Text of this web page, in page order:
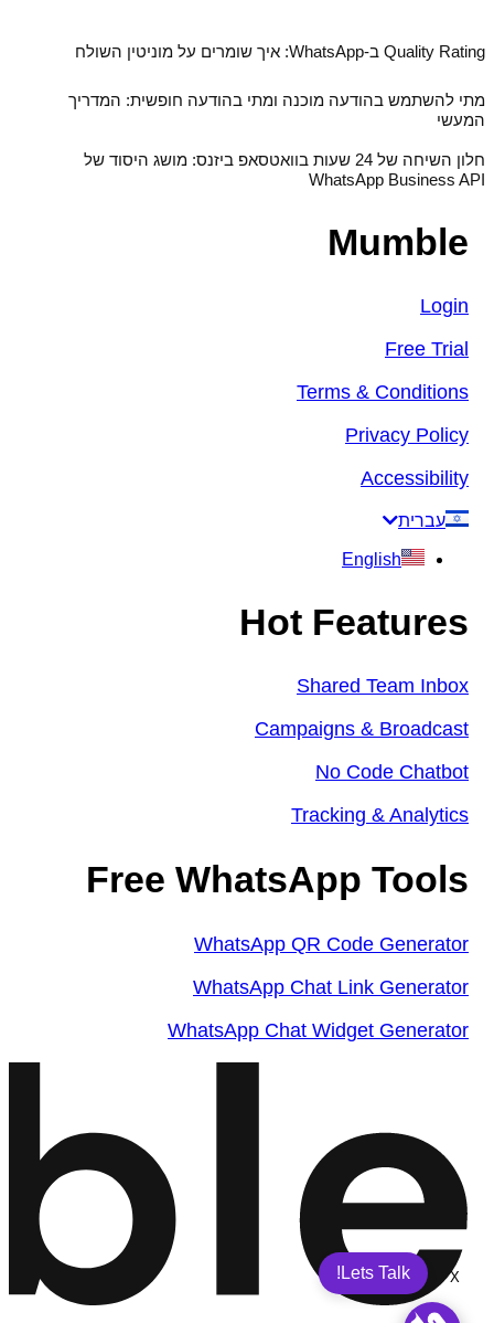
Quality Rating ב‑WhatsApp: איך שומרים על מוניטין השולח
מתי להשתמש בהודעה מוכנה ומתי בהודעה חופשית: המדריך
המעשי
חלון השיחה של 24 שעות בוואטסאפ ביזנס: מושג היסוד של
WhatsApp Business API
Mumble
Login
Free Trial
Terms & Conditions
Privacy Policy
Accessibility
עברית
English
Hot Features
Shared Team Inbox
Campaigns & Broadcast
No Code Chatbot
Tracking & Analytics
Free WhatsApp Tools
WhatsApp QR Code Generator
WhatsApp Chat Link Generator
WhatsApp Chat Widget Generator
Lets Talk! X